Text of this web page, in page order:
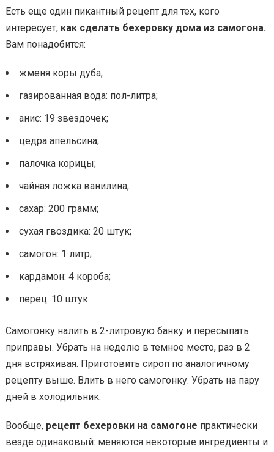
Есть еще один пикантный рецепт для тех, кого
интересует, как сделать бехеровку дома из самогона.
Вам понадобится:
жменя коры дуба;
газированная вода: пол-литра;
анис: 19 звездочек;
цедра апельсина;
палочка корицы;
чайная ложка ванилина;
сахар: 200 грамм;
сухая гвоздика: 20 штук;
самогон: 1 литр;
кардамон: 4 короба;
перец: 10 штук.
Самогонку налить в 2-литровую банку и пересыпать
приправы. Убрать на неделю в темное место, раз в 2
дня встряхивая. Приготовить сироп по аналогичному
рецепту выше. Влить в него самогонку. Убрать на пару
дней в холодильник.
Вообще, рецепт бехеровки на самогоне практически
везде одинаковый: меняются некоторые ингредиенты и